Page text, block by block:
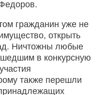
гражданин уже не
открыть
Ничтожны любые
в конкурсную
также перешли